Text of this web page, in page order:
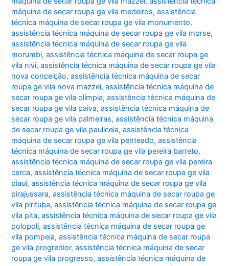
máquina de secar roupa ge vila medeiros,assistência
técnica máquina de secar roupa ge vila monumento,
assistência técnica máquina de secar roupa ge vila morse,
assistência técnica máquina de secar roupa ge vila
morumbi,assistência técnica máquina de secar roupa ge
vila nivi,assistência técnica máquina de secar roupa ge vila
nova conceição,assistência técnica máquina de secar
roupa ge vila nova mazzei,assistência técnica máquina de
secar roupa ge vila olímpia,assistência técnica máquina de
secar roupa ge vila paiva,assistência técnica máquina de
secar roupa ge vila palmeiras,assistência técnica máquina
de secar roupa ge vila pauliceia,assistência técnica
máquina de secar roupa ge vila penteado,assistência
técnica máquina de secar roupa ge vila pereira barreto,
assistência técnica máquina de secar roupa ge vila pereira
cerca,assistência técnica máquina de secar roupa ge vila
piauí,assistência técnica máquina de secar roupa ge vila
pirajussara,assistência técnica máquina de secar roupa ge
vila pirituba,assistência técnica máquina de secar roupa ge
vila pita,assistência técnica máquina de secar roupa ge vila
polopoli,assistência técnica máquina de secar roupa ge
vila pompeia,assistência técnica máquina de secar roupa
ge vila progredior,assistência técnica máquina de secar
roupa ge vila progresso,assistência técnica máquina de